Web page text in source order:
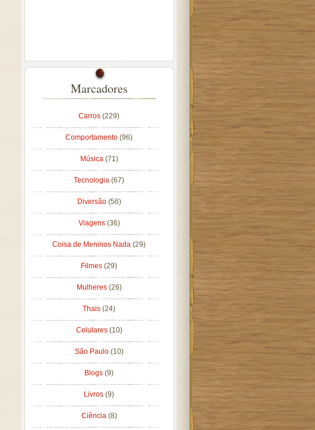
Marcadores
Carros (229)
Comportamento (96)
Música (71)
Tecnologia (67)
Diversão (56)
Viagens (36)
Coisa de Meninos Nada (29)
Filmes (29)
Mulheres (26)
Thais (24)
Celulares (10)
São Paulo (10)
Blogs (9)
Livros (9)
Ciência (8)